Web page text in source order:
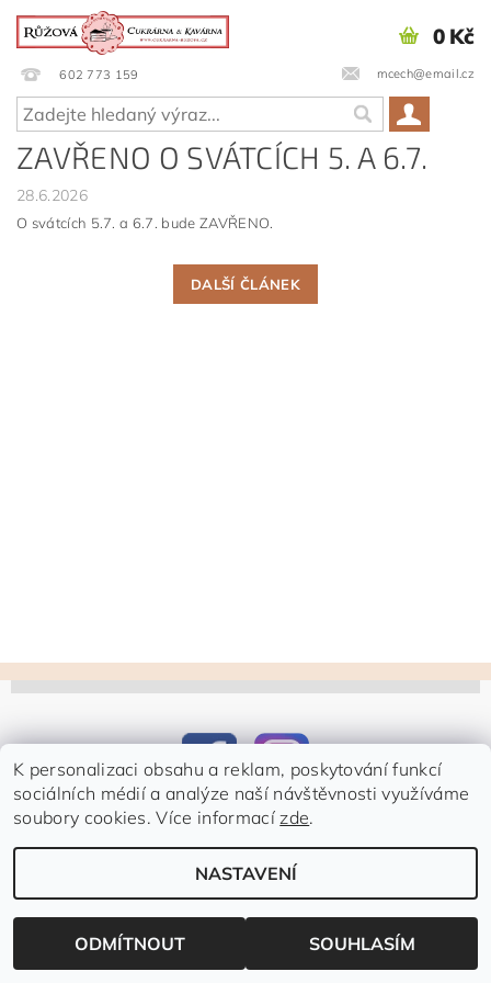
602 773 159 mcech@email.cz
0 Kč
ZAVŘENO O SVÁTCÍCH 5. A 6.7.
28.6.2026
O svátcích 5.7. a 6.7. bude ZAVŘENO.
DALŠÍ ČLÁNEK
, všechna práva vyhrazena
cookies
K personalizaci obsahu a reklam, poskytování funkcí
sociálních médií a analýze naší návštěvnosti využíváme
soubory cookies. Více informacízde.
NASTAVENÍ
ODMÍTNOUT SOUHLASÍM